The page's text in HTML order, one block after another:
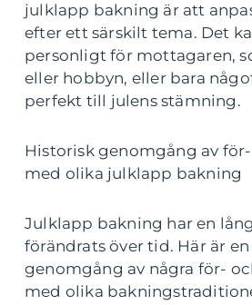
julklapp bakning är att
efter ett särskilt tema. Det
personligt för mottagaren,
eller hobbyn, eller bara
perfekt till julens stämning.
Historisk genomgång av
med olika julklapp bakning
Julklapp bakning har en
förändrats över tid. Här är
genomgång av några för-
med olika